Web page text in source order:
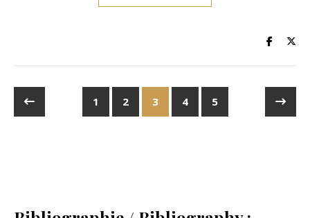
1 2 3 4 5